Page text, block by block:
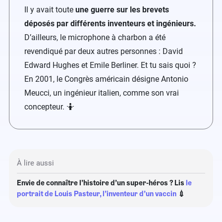
Il y avait toute une guerre sur les brevets
déposés par différents inventeurs et ingénieurs.
D’ailleurs, le microphone à charbon a été
revendiqué par deux autres personnes : David
Edward Hughes et Emile Berliner. Et tu sais quoi ?
En 2001, le Congrès américain désigne Antonio
Meucci, un ingénieur italien, comme son vrai
concepteur. 🤷
À lire aussi
Envie de connaître l’histoire d’un super-héros ? Lis le
portrait de Louis Pasteur, l’inventeur d’un vaccin 💉